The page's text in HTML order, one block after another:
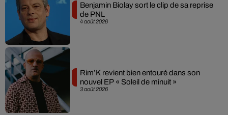
4 août 2026
Benjamin Biolay sort le clip de sa reprise
de PNL
3 août 2026
Rim’K revient bien entouré dans son
nouvel EP « Soleil de minuit »